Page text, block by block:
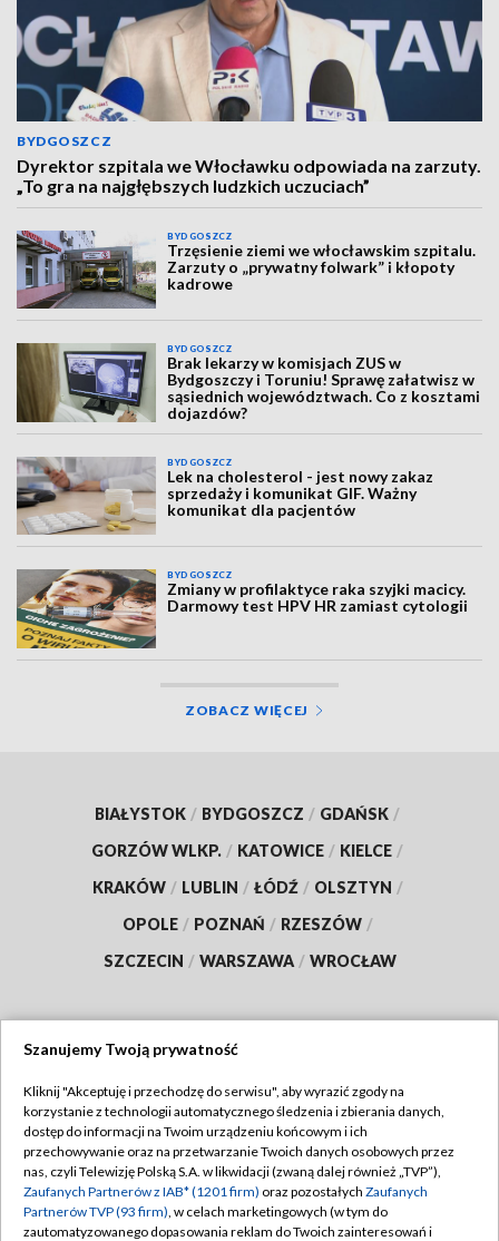
BYDGOSZCZ
Dyrektor szpitala we Włocławku odpowiada na zarzuty.
„To gra na najgłębszych ludzkich uczuciach”
BYDGOSZCZ
Trzęsienie ziemi we włocławskim szpitalu.
Zarzuty o „prywatny folwark” i kłopoty
kadrowe
BYDGOSZCZ
Brak lekarzy w komisjach ZUS w
Bydgoszczy i Toruniu! Sprawę załatwisz w
sąsiednich województwach. Co z kosztami
dojazdów?
BYDGOSZCZ
Lek na cholesterol - jest nowy zakaz
sprzedaży i komunikat GIF. Ważny
komunikat dla pacjentów
BYDGOSZCZ
Zmiany w profilaktyce raka szyjki macicy.
Darmowy test HPV HR zamiast cytologii
ZOBACZ WIĘCEJ
BIAŁYSTOK / BYDGOSZCZ / GDAŃSK /
GORZÓW WLKP. / KATOWICE / KIELCE /
KRAKÓW / LUBLIN / ŁÓDŹ / OLSZTYN /
OPOLE / POZNAŃ / RZESZÓW /
SZCZECIN / WARSZAWA / WROCŁAW
TVP
Abonament TVP
Emisja w TVP
Centrum informacji TVP
Regulamin TVP
Polityka prywatności
Moje zgody
Szanujemy Twoją prywatność
Kliknij "Akceptuję i przechodzę do serwisu", aby wyrazić zgody na
korzystanie z technologii automatycznego śledzenia i zbierania danych,
dostęp do informacji na Twoim urządzeniu końcowym i ich
przechowywanie oraz na przetwarzanie Twoich danych osobowych przez
nas, czyli Telewizję Polską S.A. w likwidacji (zwaną dalej również „TVP”),
Zaufanych Partnerów z IAB* (1201 firm) oraz pozostałych Zaufanych
Partnerów TVP (93 firm), w celach marketingowych (w tym do
zautomatyzowanego dopasowania reklam do Twoich zainteresowań i